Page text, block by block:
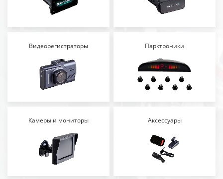
Видеорегистраторы Парктроники
Камеры и мониторы Аксессуары